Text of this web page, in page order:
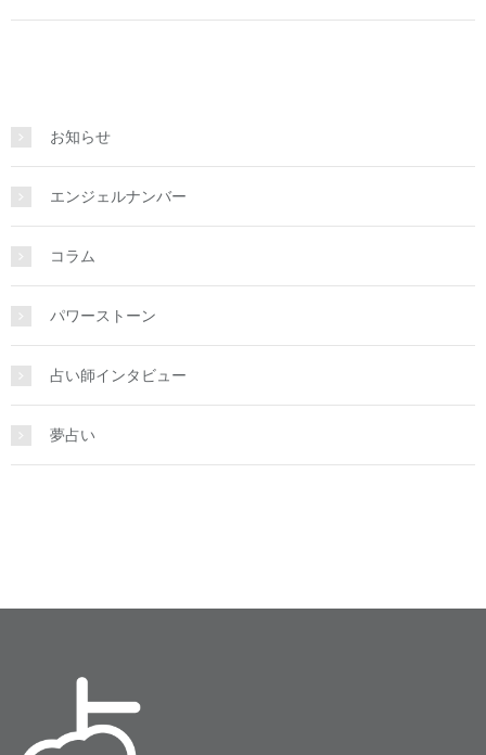
お知らせ
エンジェルナンバー
コラム
パワーストーン
占い師インタビュー
夢占い